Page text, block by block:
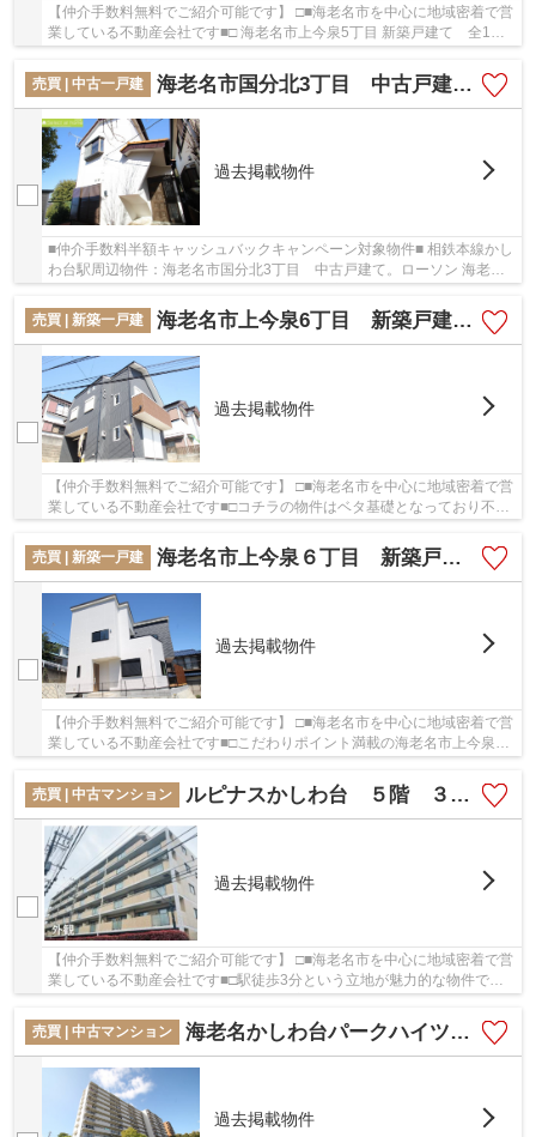
【仲介手数料無料でご紹介可能です】 □■海老名市を中心に地域密着で営
業している不動産会社です■□ 海老名市上今泉5丁目 新築戸建て 全1棟
【仲介手数料無料】の詳しい情報。こちらの物...
売買 | 中古一戸建
海老名市国分北3丁目 中古戸建て【仲介手数料半額キャンペーン対象物件】
過去掲載物件
■仲介手数料半額キャッシュバックキャンペーン対象物件■ 相鉄本線かし
わ台駅周辺物件：海老名市国分北3丁目 中古戸建て。ローソン 海老名
国分北四丁目店が381mにある物件です。快適な...
売買 | 新築一戸建
海老名市上今泉6丁目 新築戸建て 全1棟【仲介手数料無料】
過去掲載物件
【仲介手数料無料でご紹介可能です】 □■海老名市を中心に地域密着で営
業している不動産会社です■□コチラの物件はベタ基礎となっており不同
売買 | 新築一戸建
海老名市上今泉６丁目 新築戸建て 全１棟 【仲介手数料無料】
過去掲載物件
【仲介手数料無料でご紹介可能です】 □■海老名市を中心に地域密着で営
業している不動産会社です■□こだわりポイント満載の海老名市上今泉６
売買 | 中古マンション
ルピナスかしわ台 ５階 ３LDK リフォーム済み 【仲介手数料無料】
過去掲載物件
【仲介手数料無料でご紹介可能です】 □■海老名市を中心に地域密着で営
業している不動産会社です■□駅徒歩3分という立地が魅力的な物件で
売買 | 中古マンション
海老名かしわ台パークハイツ ９階 ３LDK リフォーム済み 【仲介手数料無料】
過去掲載物件